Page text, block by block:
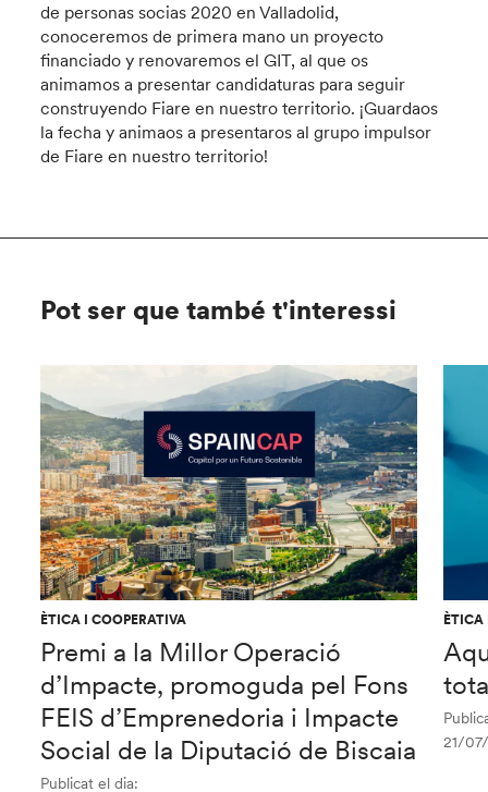
de personas socias 2020 en Valladolid,
conoceremos de primera mano un proyecto
financiado y renovaremos el GIT, al que os
animamos a presentar candidaturas para seguir
construyendo Fiare en nuestro territorio. ¡Guardaos
la fecha y animaos a presentaros al grupo impulsor
de Fiare en nuestro territorio!
Pot ser que també t'interessi
ÈTICA I COOPERATIVA
Premi a la Millor Operació
d’Impacte, promoguda pel Fons
FEIS d’Emprenedoria i Impacte
Social de la Diputació de Biscaia
Publicat el dia:
ÈTICA
21/